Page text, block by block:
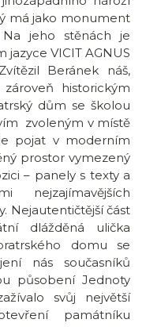
má jako monument
jeho stěnách je
VICIT AGNUS
Beránek náš,
historickým
dům se školou
zvoleným v místě
pojat v moderním
prostor vymezený
– panely s texty a
nejzajímavějších
Nejautentičtější část
dlážděná ulička
domu se
nás současníků
působení Jednoty
svůj největší
památníku